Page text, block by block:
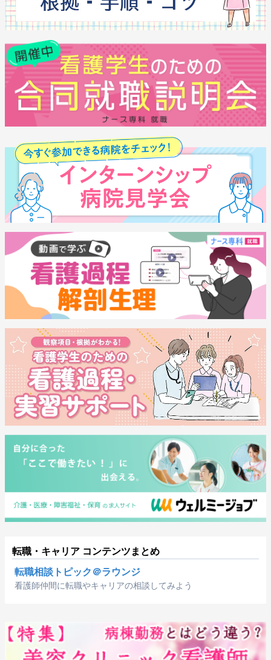
転職・キャリア コンテンツまとめ
転職相談トピック＠ラウンジ
看護師仲間に転職やキャリアの相談してみよう